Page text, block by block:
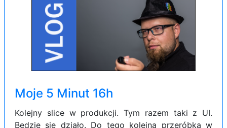
Moje 5 Minut 16h
Kolejny slice w produkcji. Tym razem taki z UI.
Będzie się działo. Do tego kolejna przeróbka w